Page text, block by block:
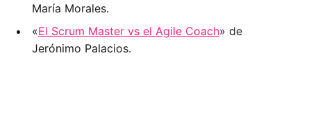
María Morales.
«El Scrum Master vs el Agile Coach» de
Jerónimo Palacios.